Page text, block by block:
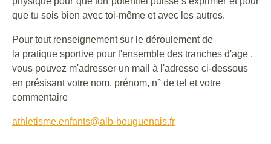
que tu sois bien avec toi-même et avec les autres.
Pour tout renseignement sur le déroulement de
la pratique sportive pour l'ensemble des tranches d'age ,
vous pouvez m'adresser un mail à l'adresse ci-dessous
en présisant votre nom, prénom, n° de tel et votre
commentaire
athletisme.enfants@alb-bouguenais.fr